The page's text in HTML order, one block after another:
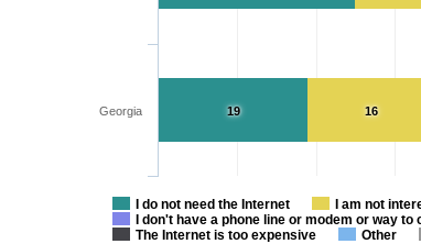
16
19
I do not need the Internet I am not
I don't have a phone line or modem or way to
The Internet is too expensive
Other
Georgia